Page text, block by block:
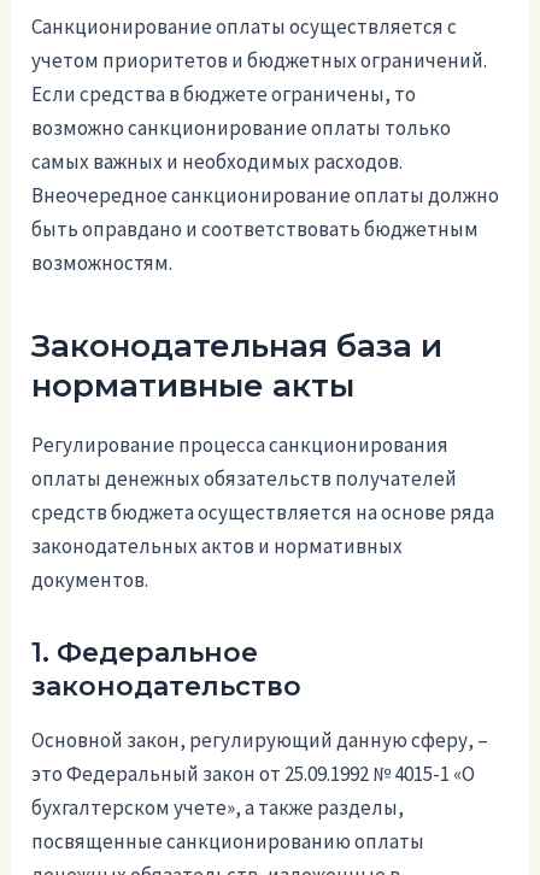
Санкционирование оплаты осуществляется с
учетом приоритетов и бюджетных ограничений.
Если средства в бюджете ограничены, то
возможно санкционирование оплаты только
самых важных и необходимых расходов.
Внеочередное санкционирование оплаты должно
быть оправдано и соответствовать бюджетным
возможностям.
Законодательная база и
нормативные акты
Регулирование процесса санкционирования
оплаты денежных обязательств получателей
средств бюджета осуществляется на основе ряда
законодательных актов и нормативных
документов.
1. Федеральное
законодательство
Основной закон, регулирующий данную сферу, –
это Федеральный закон от 25.09.1992 № 4015-1 «О
бухгалтерском учете», а также разделы,
посвященные санкционированию оплаты